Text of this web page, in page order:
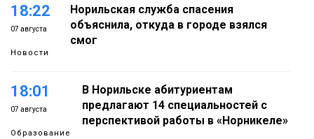
18:22
07 августа
Новости
Норильская служба спасения
объяснила, откуда в городе взялся
смог
18:01
07 августа
Образование
В Норильске абитуриентам
предлагают 14 специальностей с
перспективой работы в «Норникеле»